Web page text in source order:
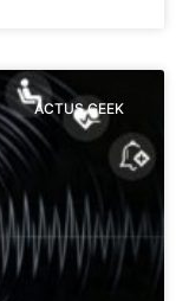
ACTUS GEEK